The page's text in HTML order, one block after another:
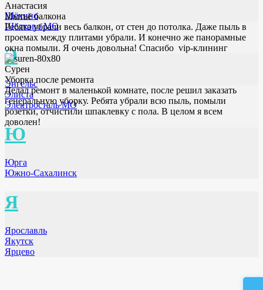
Щёкино
Щёлково МО
Э
Энгельс
Элиста
Электросталь МО
Ю
Юрга
Южно-Сахалинск
Я
Ярославль
Якутск
Ярцево
Анастасия
Мытьё балкона
Ребята убрали весь балкон, от стен до потолка. Даже пыль в
проемах между плитами убрали. И конечно же панорамные
окна помыли. Я очень довольна! Спасибо vip-клининг
Сурен
Уборка после ремонта
Делал ремонт в маленькой комнате, после решил заказать
генеральную уборку. Ребята убрали всю пыль, помыли
розетки, отчистили шпаклевку с пола. В целом я всем
доволен!